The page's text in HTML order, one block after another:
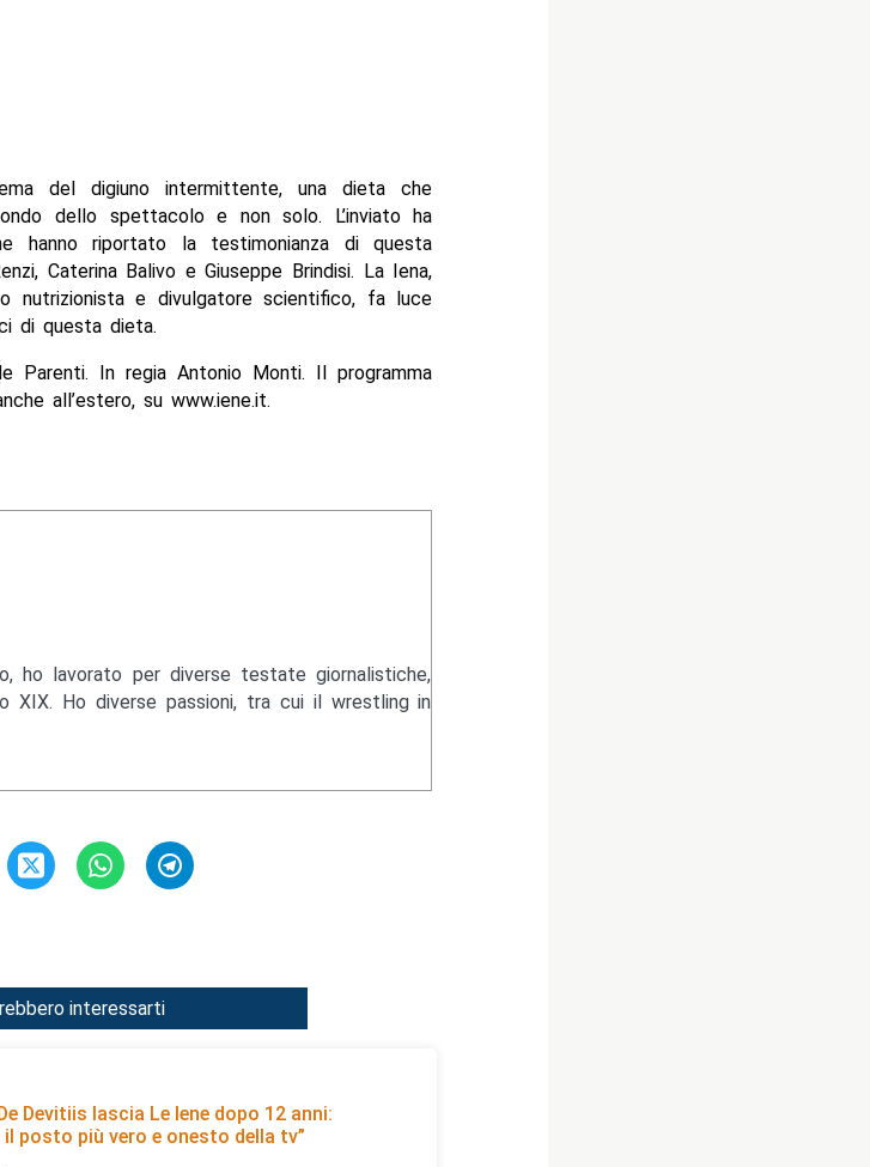
del digiuno intermittente, una dieta che
dello spettacolo e non solo. L’inviato ha
hanno riportato la testimonianza di questa
Caterina Balivo e Giuseppe Brindisi. La Iena,
nutrizionista e divulgatore scientifico, fa luce
di questa dieta.
Parenti. In regia Antonio Monti. Il programma
all’estero, su www.iene.it.
ho lavorato per diverse testate giornalistiche,
XIX. Ho diverse passioni, tra cui il wrestling in
interessarti
Devitiis lascia Le Iene dopo 12 anni:
il posto più vero e onesto della tv”